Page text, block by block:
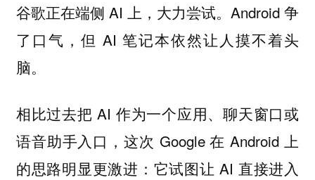
谷歌正在端侧 AI 上，大力尝试。Android 争
了口气，但 AI 笔记本依然让人摸不着头
脑。
相比过去把 AI 作为一个应用、聊天窗口或
语音助手入口，这次 Google 在 Android 上
的思路明显更激进：它试图让 AI 直接进入